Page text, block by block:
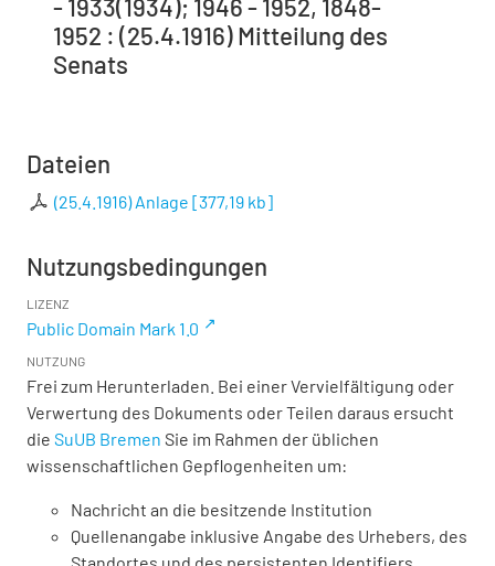
- 1933(1934); 1946 - 1952, 1848-
1952 : (25.4.1916) Mitteilung des
Senats
Dateien
(25.4.1916) Anlage [377,19 kb]
Nutzungsbedingungen
LIZENZ
Public Domain Mark 1.0
NUTZUNG
Frei zum Herunterladen. Bei einer Vervielfältigung oder
Verwertung des Dokuments oder Teilen daraus ersucht
die SuUB Bremen Sie im Rahmen der üblichen
wissenschaftlichen Gepflogenheiten um:
Nachricht an die besitzende Institution
Quellenangabe inklusive Angabe des Urhebers, des